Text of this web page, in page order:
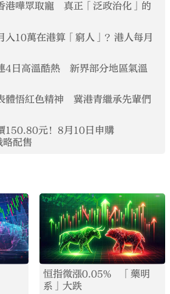
港嘩眾取寵 真正「泛政治化」的
入10萬在港算「窮人」？港人每月
4日高溫酷熱 新界部分地區氣溫
體悟紅色精神 冀港青繼承先輩們
150.80元！8月10日申購
略配售
恒指微漲0.05% 「藥明
系」大跌